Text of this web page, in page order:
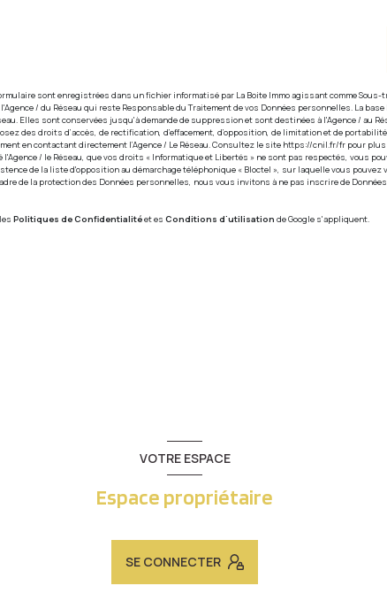
sont enregistrées dans un fichier informatisé par La Boite Immo agissant comme
/ du Réseau qui reste Responsable du Traitement de vos Données personnelles. La
Elles sont conservées jusqu'à demande de suppression et sont destinées à l'Agence / au
des droits d’accès, de rectification, d’effacement, d’opposition, de limitation et de
en contactant directement l’Agence / Le Réseau. Consultez le site https://cnil.fr/frpour plus
/ le Réseau, que vos droits « Informatique et Libertés » ne sont pas respectés, vous
de la liste d'opposition au démarchage téléphonique « Bloctel », sur laquelle vous pouvez
de la protection des Données personnelles, nous vous invitons à ne pas inscrire de
Politiques de Confidentialitéet es Conditions d'utilisation de Google s'appliquent.
VOTRE ESPACE
Espace propriétaire
SE CONNECTER